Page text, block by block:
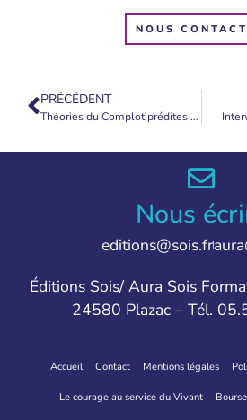
NOUS
PRÉCÉDENT
Théories du Complot prédites par les Simpson
Nous
editions@sois.fr
Éditions Sois/ Aura Sois
24580 Plazac – Tél.
Accueil Contact Mentions légales
Le courage au service du Vivant